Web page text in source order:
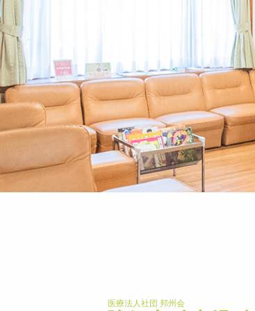
医療法人社団 邦州会